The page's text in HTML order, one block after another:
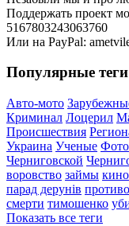
Поддержать проект
5167803243063760
Или на PayPal:
Популярные теги
Авто-мото
Криминал Лоцерил
Происшествия
Украина Ученые
Черниговской
воровство займы кино
парад дерунів
смерти тимошенко
Показать все теги